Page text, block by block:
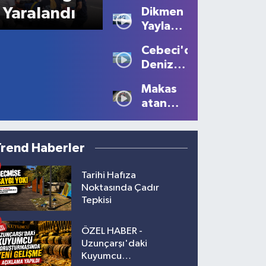
Yaralandı
Kanlı
Bitti: 1
Ölü, 2
Yaralı!
Dikmen
Yaylası'nda
Büyüledi:
Kartpostallık
Manzaralar
Oluştu
Cebeci'de
Deniz
Tüm
Güzelliğiyle
Devam
Makas
atan
10 bin
lira ceza
Haberler
Tarihi Hafıza
Noktasında Çadır
Tepkisi
ÖZEL HABER -
Uzunçarşı'daki
Kuyumcu